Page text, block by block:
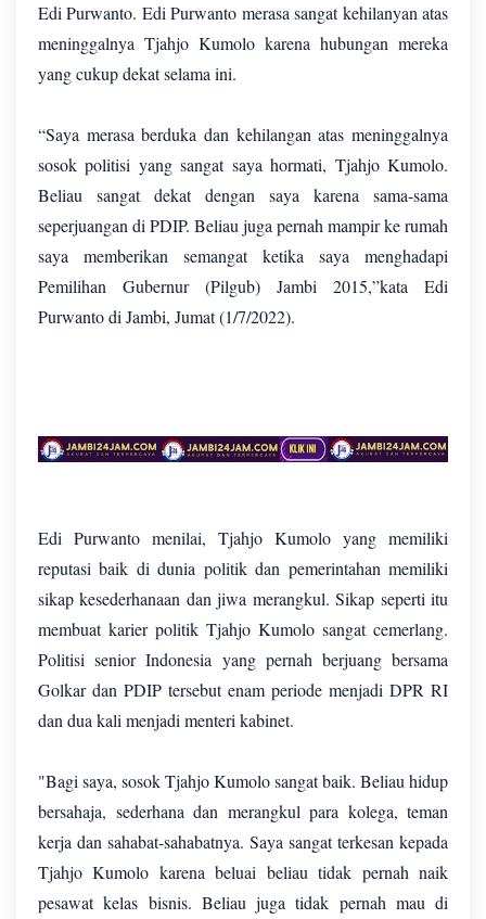
Edi Purwanto. Edi Purwanto merasa sangat kehilanyan atas
meninggalnya Tjahjo Kumolo karena hubungan mereka
yang cukup dekat selama ini.
“Saya merasa berduka dan kehilangan atas meninggalnya
sosok politisi yang sangat saya hormati, Tjahjo Kumolo.
Beliau sangat dekat dengan saya karena sama-sama
seperjuangan di PDIP. Beliau juga pernah mampir ke rumah
saya memberikan semangat ketika saya menghadapi
Pemilihan Gubernur (Pilgub) Jambi 2015,”kata Edi
Purwanto di Jambi, Jumat (1/7/2022).
Edi Purwanto menilai, Tjahjo Kumolo yang memiliki
reputasi baik di dunia politik dan pemerintahan memiliki
sikap kesederhanaan dan jiwa merangkul. Sikap seperti itu
membuat karier politik Tjahjo Kumolo sangat cemerlang.
Politisi senior Indonesia yang pernah berjuang bersama
Golkar dan PDIP tersebut enam periode menjadi DPR RI
dan dua kali menjadi menteri kabinet.
"Bagi saya, sosok Tjahjo Kumolo sangat baik. Beliau hidup
bersahaja, sederhana dan merangkul para kolega, teman
kerja dan sahabat-sahabatnya. Saya sangat terkesan kepada
Tjahjo Kumolo karena beluai beliau tidak pernah naik
pesawat kelas bisnis. Beliau juga tidak pernah mau di